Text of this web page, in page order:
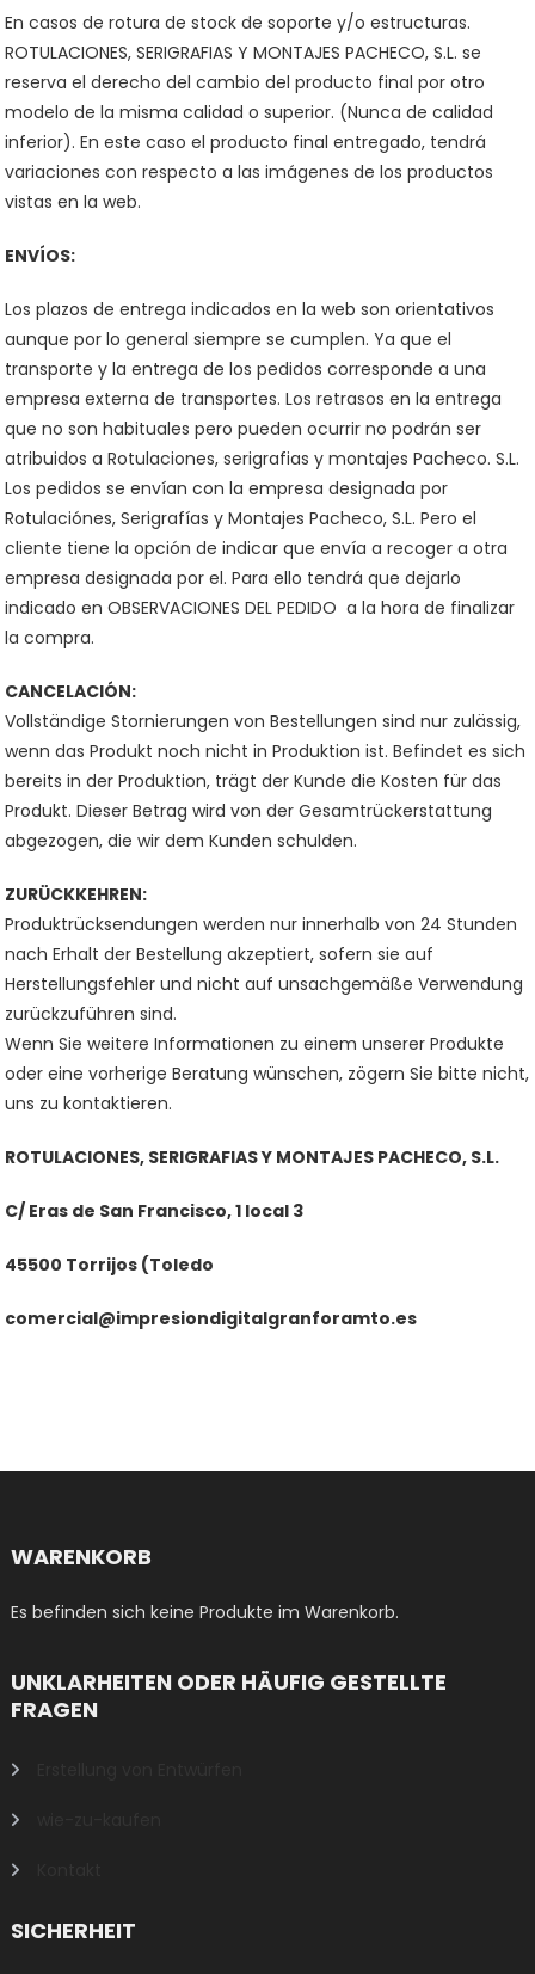
En casos de rotura de stock de soporte y/o estructuras.
ROTULACIONES, SERIGRAFIAS Y MONTAJES PACHECO, S.L. se
reserva el derecho del cambio del producto final por otro
modelo de la misma calidad o superior. (Nunca de calidad
inferior). En este caso el producto final entregado, tendrá
variaciones con respecto a las imágenes de los productos
vistas en la web.
ENVÍOS:
Los plazos de entrega indicados en la web son orientativos
aunque por lo general siempre se cumplen. Ya que el
transporte y la entrega de los pedidos corresponde a una
empresa externa de transportes. Los retrasos en la entrega
que no son habituales pero pueden ocurrir no podrán ser
atribuidos a Rotulaciones, serigrafias y montajes Pacheco. S.L.
Los pedidos se envían con la empresa designada por
Rotulaciónes, Serigrafías y Montajes Pacheco, S.L. Pero el
cliente tiene la opción de indicar que envía a recoger a otra
empresa designada por el. Para ello tendrá que dejarlo
indicado en OBSERVACIONES DEL PEDIDO a la hora de finalizar
la compra.
CANCELACIÓN:
Vollständige Stornierungen von Bestellungen sind nur zulässig,
wenn das Produkt noch nicht in Produktion ist. Befindet es sich
bereits in der Produktion, trägt der Kunde die Kosten für das
Produkt. Dieser Betrag wird von der Gesamtrückerstattung
abgezogen, die wir dem Kunden schulden.
ZURÜCKKEHREN:
Produktrücksendungen werden nur innerhalb von 24 Stunden
nach Erhalt der Bestellung akzeptiert, sofern sie auf
Herstellungsfehler und nicht auf unsachgemäße Verwendung
zurückzuführen sind.
Wenn Sie weitere Informationen zu einem unserer Produkte
oder eine vorherige Beratung wünschen, zögern Sie bitte nicht,
uns zu kontaktieren.
ROTULACIONES, SERIGRAFIAS Y MONTAJES PACHECO, S.L.
C/ Eras de San Francisco, 1 local 3
45500 Torrijos (Toledo
comercial@impresiondigitalgranforamto.es
WARENKORB
Es befinden sich keine Produkte im Warenkorb.
UNKLARHEITEN ODER HÄUFIG GESTELLTE
FRAGEN
SICHERHEIT